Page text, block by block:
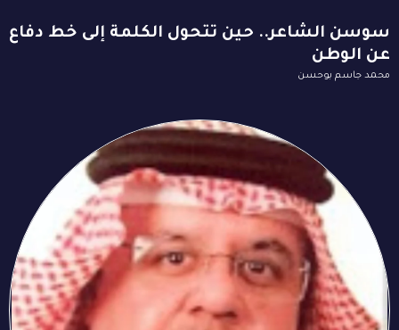
سوسن الشاعر.. حين تتحول الكلمة إلى خط دفاع
عن الوطن
محمد جاسم بوحسن